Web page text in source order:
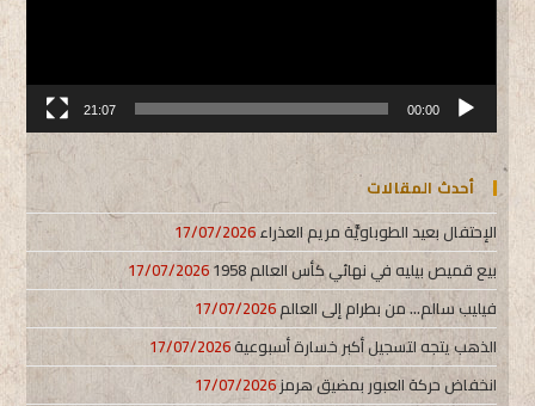
00:00
21:07
أحدث المقالات
الإحتفال بعيد الطوباويَّة مريم العذراء17/07/2026
بيع قميص بيليه في نهائي كأس العالم 1958
17/07/2026
فيليب سالم… من بطرام إلى العالم17/07/2026
الذهب يتجه لتسجيل أكبر خسارة أسبوعية17/07/2026
انخفاض حركة العبور بمضيق هرمز17/07/2026